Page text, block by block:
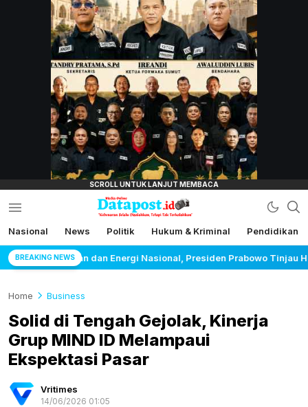
lensamata.id
Datapost.id
Kebenaran Selalu Disalahkan, Tetapi Tak
Terkalahkan
Nasional News Politik Hukum & Kriminal Pendidikan
BREAKING NEWS
Presiden Prabowo Tinjau Hilirisasi Bioetanol PTPN I
Home Business
Solid di Tengah Gejolak, Kinerja
Grup MIND ID Melampaui
Ekspektasi Pasar
Vritimes
14/06/2026 01:05